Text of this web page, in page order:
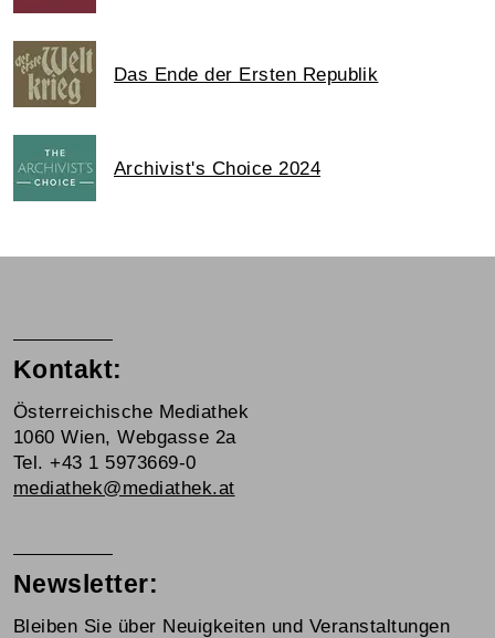
Das Ende der Ersten Republik
Archivist's Choice 2024
Kontakt:
Österreichische Mediathek
1060 Wien, Webgasse 2a
Tel. +43 1 5973669-0
mediathek@mediathek.at
Newsletter:
Bleiben Sie über Neuigkeiten und Veranstaltungen